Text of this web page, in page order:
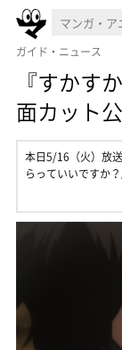
ガイド・ニュース
『すかす
面カット
本日5/16（火）放
らっていいですか